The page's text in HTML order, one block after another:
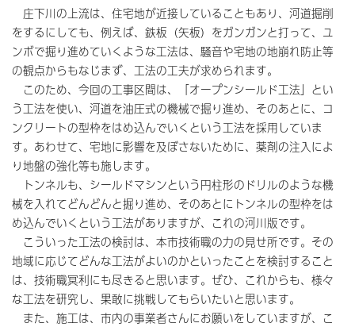
庄下川の上流は、住宅地が近接していることもあり、河道掘削
をするにしても、例えば、鉄板（矢板）をガンガンと打って、ユ
ンボで掘り進めていくような工法は、騒音や宅地の地崩れ防止等
の観点からもなじまず、工法の工夫が求められます。
このため、今回の工事区間は、「オープンシールド工法」とい
う工法を使い、河道を油圧式の機械で掘り進め、そのあとに、コ
ンクリートの型枠をはめ込んでいくという工法を採用していま
す。あわせて、宅地に影響を及ぼさないために、薬剤の注入によ
り地盤の強化等も施します。
トンネルも、シールドマシンという円柱形のドリルのような機
械を入れてどんどんと掘り進め、そのあとにトンネルの型枠をは
め込んでいくという工法がありますが、これの河川版です。
こういった工法の検討は、本市技術職の力の見せ所です。その
地域に応じてどんな工法がよいのかといったことを検討すること
は、技術職冥利にも尽きると思います。ぜひ、これからも、様々
な工法を研究し、果敢に挑戦してもらいたいと思います。
また、施工は、市内の事業者さんにお願いをしていますが、こ